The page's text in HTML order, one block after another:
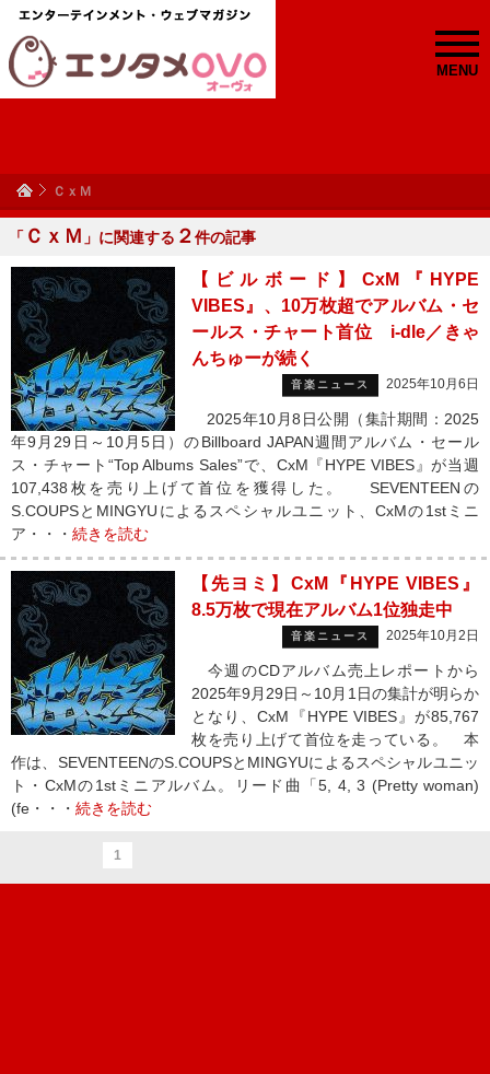
MENU
ＣｘＭ
「 ＣｘＭ 」に関連する ２件の記事
【ビルボード】CxM『HYPE
VIBES』、10万枚超でアルバム・セ
ールス・チャート首位 i-dle／きゃ
んちゅーが続く
音楽ニュース 2025年10月6日
2025年10月8日公開（集計期間：2025
年9月29日～10月5日）のBillboard JAPAN週間アルバム・セール
ス・チャート“Top Albums Sales”で、CxM『HYPE VIBES』が当週
107,438枚を売り上げて首位を獲得した。 SEVENTEENの
S.COUPSとMINGYUによるスペシャルユニット、CxMの1stミニ
ア・・・ 続きを読む
【先ヨミ】CxM『HYPE VIBES』
8.5万枚で現在アルバム1位独走中
音楽ニュース 2025年10月2日
今週のCDアルバム売上レポートから
2025年9月29日～10月1日の集計が明らか
となり、CxM『HYPE VIBES』が85,767
枚を売り上げて首位を走っている。 本
作は、SEVENTEENのS.COUPSとMINGYUによるスペシャルユニッ
ト・CxMの1stミニアルバム。リード曲「5, 4, 3 (Pretty woman)
(fe・・・ 続きを読む
1